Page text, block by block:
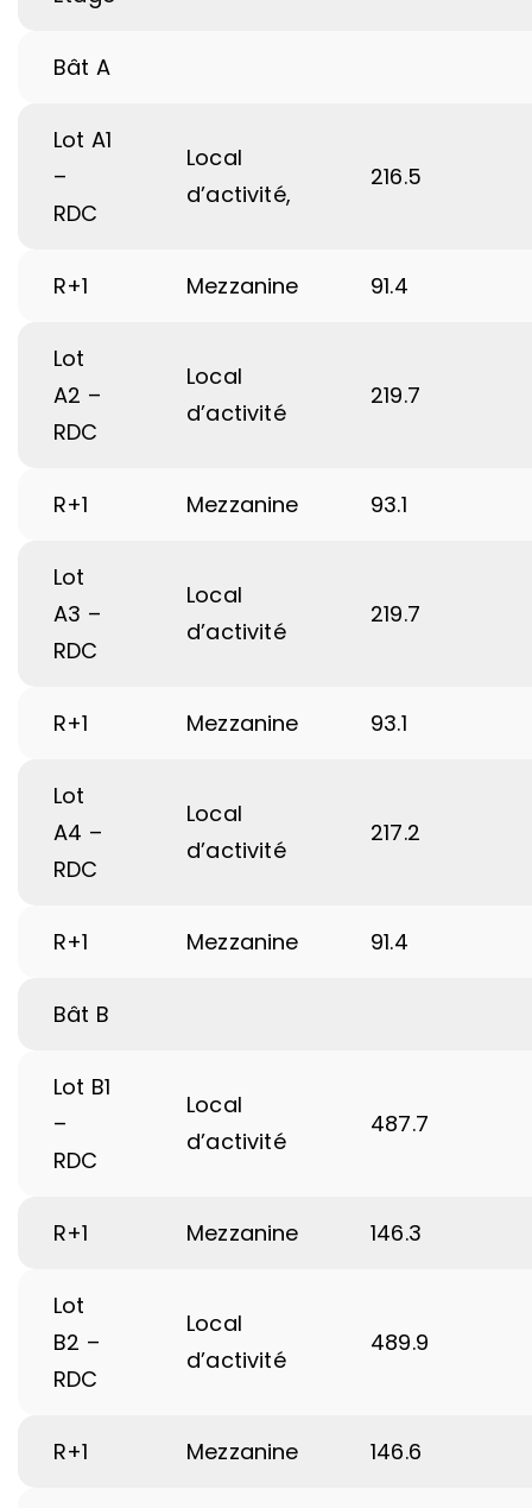
Bât A
Lot A1
–
RDC
Local
d’activité,
216.5
R+1 Mezzanine 91.4
Lot
A2 –
RDC
Local
d’activité
219.7
R+1 Mezzanine 93.1
Lot
A3 –
RDC
Local
d’activité
219.7
R+1 Mezzanine 93.1
Lot
A4 –
RDC
Local
d’activité
217.2
R+1 Mezzanine 91.4
Bât B
Lot B1
–
RDC
Local
d’activité
487.7
R+1 Mezzanine 146.3
Lot
B2 –
RDC
Local
d’activité
489.9
R+1 Mezzanine 146.6